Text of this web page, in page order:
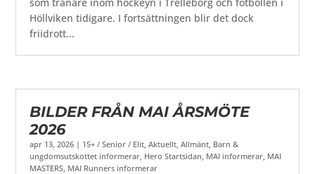
Höllviken tidigare. I fortsättningen blir det dock
friidrott...
BILDER FRÅN MAI ÅRSMÖTE
2026
apr 13, 2026 | 15+ / Senior / Elit ,Aktuellt ,Allmänt Barn &
ungdomsutskottet informerar Hero Startsidan MAI informerar MAI
MASTERS MAI Runners informerar